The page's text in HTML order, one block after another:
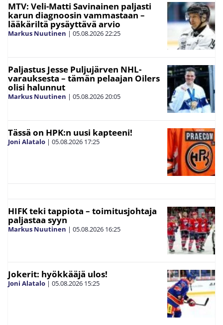
MTV: Veli-Matti Savinainen paljasti
karun diagnoosin vammastaan –
lääkäriltä pysäyttävä arvio
Markus Nuutinen | 05.08.202622:25
Paljastus Jesse Puljujärven NHL-
varauksesta – tämän pelaajan Oilers
olisi halunnut
Markus Nuutinen | 05.08.202620:05
Tässä on HPK:n uusi kapteeni!
Joni Alatalo | 05.08.2026 17:25
HIFK teki tappiota – toimitusjohtaja
paljastaa syyn
Markus Nuutinen | 05.08.2026 16:25
Jokerit: hyökkääjä ulos!
Joni Alatalo | 05.08.2026 15:25